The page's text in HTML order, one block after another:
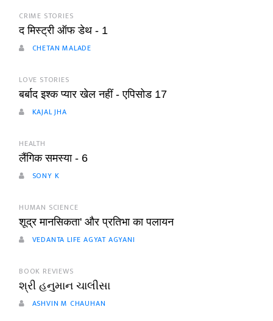
CRIME STORIES
द मिस्ट्री ऑफ डेथ - 1
CHETAN MALADE
LOVE STORIES
बर्बाद इश्क प्यार खेल नहीं - एपिसोड 17
KAJAL JHA
HEALTH
लैंगिक समस्या - 6
SONY K
HUMAN SCIENCE
शूद्र मानसिकता' और प्रतिभा का पलायन
VEDANTA LIFE AGYAT AGYANI
BOOK REVIEWS
શ્રી હનુમાન ચાલીસા
ASHVIN M CHAUHAN